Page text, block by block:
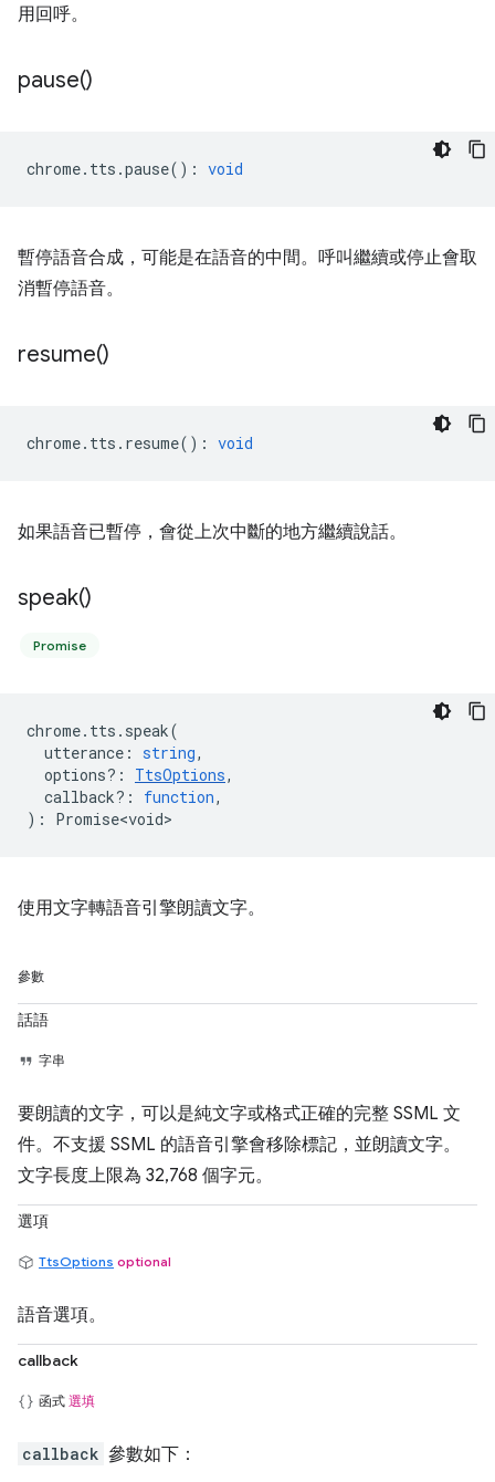
用回呼。
pause()
chrome. tts .pause() : void
暫停語音合成，可能是在語音的中間。呼叫繼續或停止會取
消暫停語音。
resume()
chrome. tts . resume() : void
如果語音已暫停，會從上次中斷的地方繼續說話。
speak()
Promise
chrome. tts . speak(
utterance : string,
options? : TtsOptions,
callback? : function,
) : Promise<void>
使用文字轉語音引擎朗讀文字。
參數
話語
字串
要朗讀的文字，可以是純文字或格式正確的完整 SSML 文
件。不支援 SSML 的語音引擎會移除標記，並朗讀文字。
文字長度上限為 32,768 個字元。
選項
TtsOptions optional
語音選項。
callback
函式 選填
callback 參數如下：